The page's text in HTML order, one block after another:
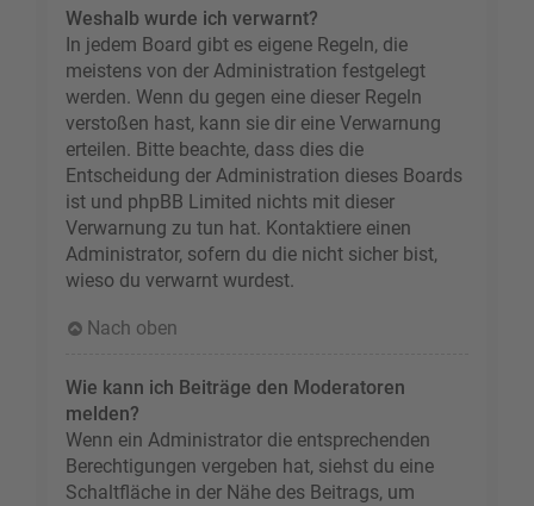
Weshalb wurde ich verwarnt?
In jedem Board gibt es eigene Regeln, die
meistens von der Administration festgelegt
werden. Wenn du gegen eine dieser Regeln
verstoßen hast, kann sie dir eine Verwarnung
erteilen. Bitte beachte, dass dies die
Entscheidung der Administration dieses Boards
ist und phpBB Limited nichts mit dieser
Verwarnung zu tun hat. Kontaktiere einen
Administrator, sofern du die nicht sicher bist,
wieso du verwarnt wurdest.
Nach oben
Wie kann ich Beiträge den Moderatoren
melden?
Wenn ein Administrator die entsprechenden
Berechtigungen vergeben hat, siehst du eine
Schaltfläche in der Nähe des Beitrags, um